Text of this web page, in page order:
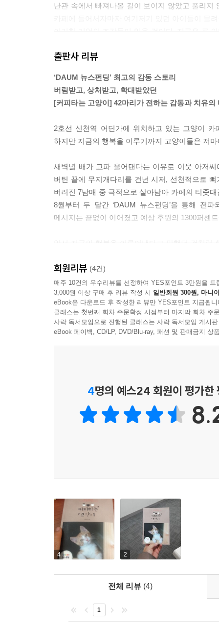
난관 속에서 빠져나올 길이 보이지 않았고 풀리
이러한 기억의 조각들이 있을 것이다. 지금은 큰
29
지금의 [커피타는 고양이]는 수천 명의 응원과 수
간 속에서 많은 사람의 진심어린 마음을 담보로,
눈앞에 실제로 펼쳐지고 있었다. 많은 일들을 낱낱
새끼고양이 때 들어와 성묘가 되어가는 막둥이들
시절에 느꼈던 것을 기억하고 스스로가 새끼 때
준다. 사람들의 관심을 받는 막내 자리를 서슴없
우곤 한다.
--- p.191
출판사 리뷰
‘DAUM 뉴스펀딩’ 최고의 감동 스토리
버림받고, 상처받고, 학대받았던
[커피타는 고양이] 42마리가 전하는 감동과 치유의
2호선 신천역 어딘가에 위치하고 있는 고양이
하지만 지금의 행복을 이루기까지 고양이들은 저
새벽녘 배가 고파 울어댄다는 이유로 이웃 아저
버틴 끝에 무지개다리를 건넌 시저, 선천적으로
버려진 7남매 중 극적으로 살아남아 카페의 터줏
8월부터 두 달간 ‘DAUM 뉴스펀딩’을 통해 전
메시지는 끝없이 이어졌고 예상 후원의 1300퍼센
앞서 지금의 행복을 이루어냈다고 말했던 것처럼
덤벼들었던 고양이는 어느새 사람의 무릎 위를 찾
알고서 다른 고양이에게 먹이를 내어줄 줄 알
골골송을 마음껏 부르게 되었다. 사람이 고양이
확신이 생긴 것이다.
이 책은 [커피타는 고양이]들을 만나 인생이 송두
사실을 인정하는 것이기 때문이다. 공존이 무엇
회원리뷰 (4건)
매주 10건의 우수리뷰를 선정하여 YES포인트 3만원을 드
3,000원 이상 구매 후 리뷰 작성 시 일반회원 300원, 마니
eBook은 다운로드 후 작성한 리뷰만 YES포인트 지급됩니
클래스는 첫번째 회차 주문확정 시점부터 마지막 회차 주
사락 독서모임으로 진행된 클래스는 사락 독서모임 게시
eBook 페이백, CD/LP, DVD/Blu-ray, 패션 및 판매금지 상
4명의 예스24 회원이 평가한
4 2
전체 리뷰 (4)
1